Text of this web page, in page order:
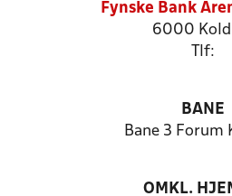
Fynske Bank
6000
Tlf:
BANE
Bane 3 Forum
OMKL.